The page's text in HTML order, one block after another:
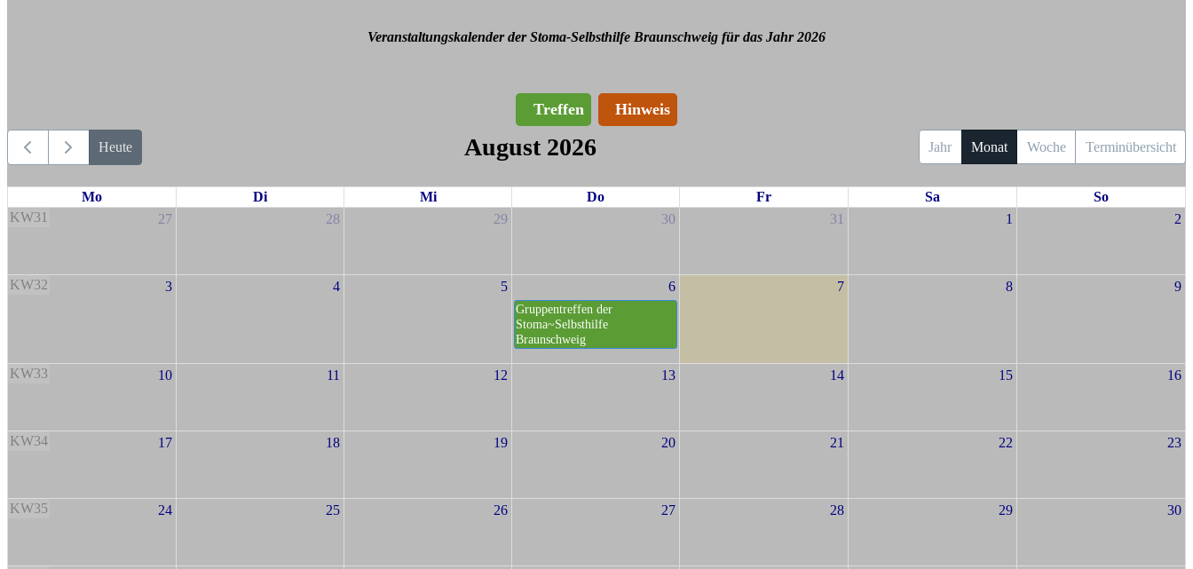
Veranstaltungskalender der Stoma-Selbsthilfe Braunschweig für das Jahr 2026
Treffen Hinweis
Heute August 2026 Jahr Monat Woche Terminübersicht
Mo Di Mi Do Fr Sa
So
KW31
27 28 29 30 31 1 2
KW32 3 4 5 6
Gruppentreffen der
Stoma~Selbsthilfe
Braunschweig
7 8 9
KW33 10 11 12 13 14 15 16
KW34 17 18 19 20 21 22 23
KW35 24 25 26 27 28 29 30